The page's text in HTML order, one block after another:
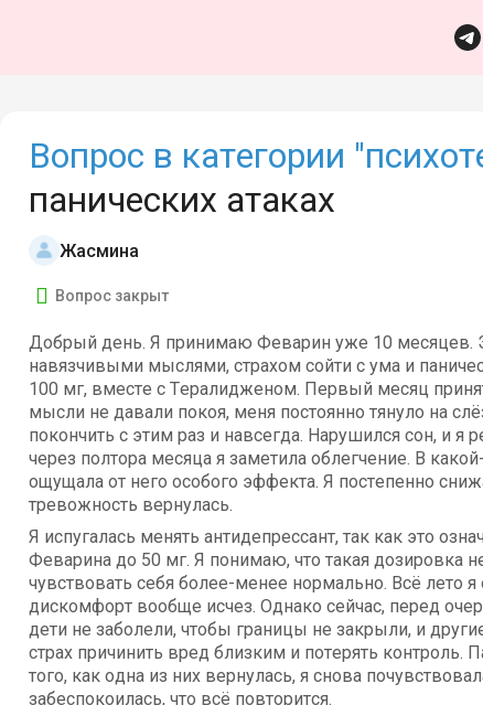
Вопрос в категории
панических атаках
Жасмина
Вопрос закрыт
Добрый день. Я принимаю Феварин уже 10 месяцев.
навязчивыми мыслями, страхом сойти с ума и
100 мг, вместе с Тералидженом. Первый месяц
мысли не давали покоя, меня постоянно тянуло на
покончить с этим раз и навсегда. Нарушился сон, и я
через полтора месяца я заметила облегчение. В
ощущала от него особого эффекта. Я постепенно
тревожность вернулась.
Я испугалась менять антидепрессант, так как это
Феварина до 50 мг. Я понимаю, что такая дозировка
чувствовать себя более-менее нормально. Всё лето
дискомфорт вообще исчез. Однако сейчас, перед
дети не заболели, чтобы границы не закрыли, и
страх причинить вред близким и потерять
того, как одна из них вернулась, я снова
забеспокоилась, что всё повторится.